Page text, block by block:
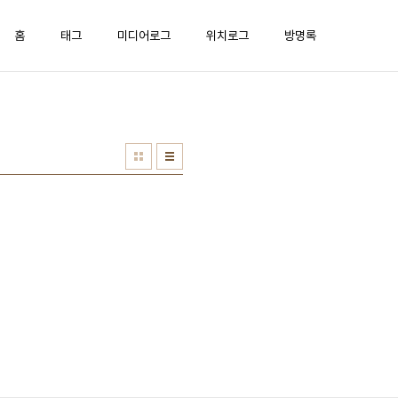
홈 태그 미디어로그 위치로그 방명록